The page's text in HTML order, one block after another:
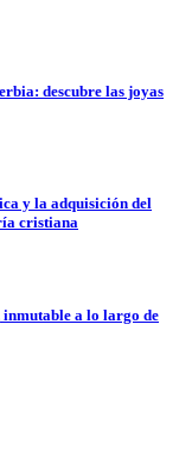
descubre las joyas
y la adquisición del
cristiana
a lo largo de